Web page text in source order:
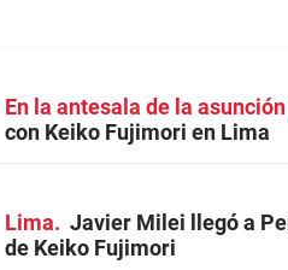
En la antesala de la
con Keiko Fujimori en Lima
Lima
Javier Milei llegó a
de Keiko Fujimori